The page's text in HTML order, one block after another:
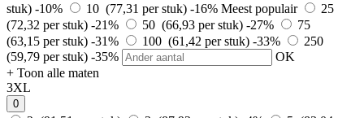
stuk) -10% 10 (77,31 per stuk) -16% Meest populair
25
(72,32 per stuk) -21% 50 (66,93 per stuk) -27%
75
(63,15 per stuk) -31% 100 (61,42 per stuk) -33%
250
(59,79 per stuk) -35%
OK
+ Toon alle maten
3XL
0